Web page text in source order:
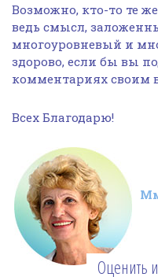
Возможно, кто-то те
ведь смысл,
многоуровневый и
здорово, если бы вы
комментариях своим
Всех Благодарю!
Оценить